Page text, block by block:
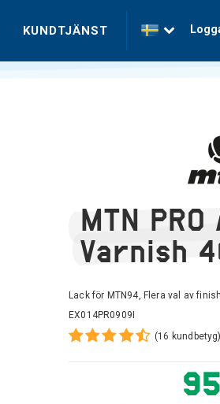
KUNDTJÄNST
MTN
Varnish
Lack för MTN94, Flera val av
EX014PR0909I
(16 kundbetyg)